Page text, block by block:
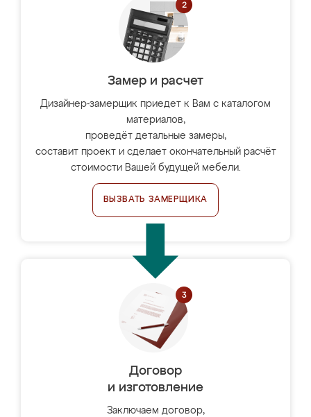
Замер и расчет
Дизайнер-замерщик приедет к Вам с каталогом
материалов,
проведёт детальные замеры,
составит проект и сделает окончательный расчёт
стоимости Вашей будущей мебели.
ВЫЗВАТЬ ЗАМЕРЩИКА
Договор
и изготовление
Заключаем договор,